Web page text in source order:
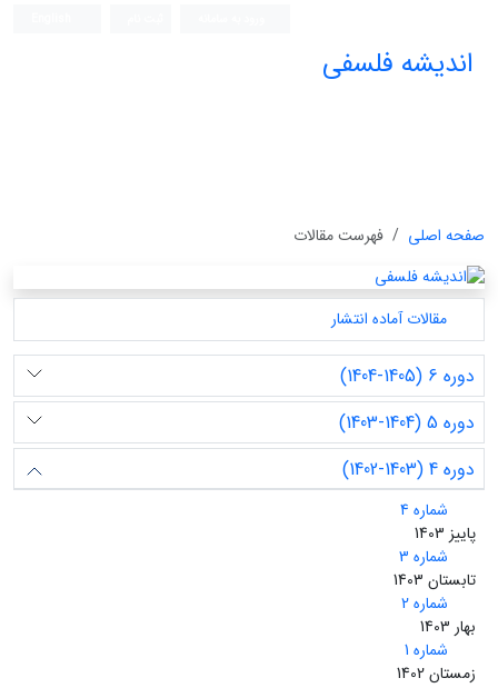
اندیشه فلسفی
صفحه اصلی فهرست مقالات
مقالات آماده انتشار
دوره 6 (1405-1404)
دوره 5 (1404-1403)
دوره 4 (1403-1402)
شماره 4
پاییز 1403
شماره 3
تابستان 1403
شماره 2
بهار 1403
شماره 1
زمستان 1402